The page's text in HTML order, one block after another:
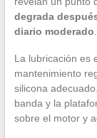
degrada
diario moderado
La lubricación es
mantenimiento
silicona
banda y la
sobre el motor y